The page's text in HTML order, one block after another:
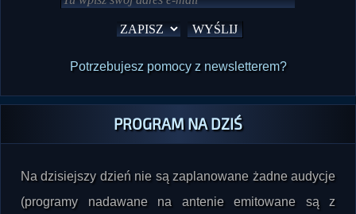
Potrzebujesz pomocy z newsletterem?
PROGRAM NA DZIŚ
Na dzisiejszy dzień nie są zaplanowane żadne audycje
(programy nadawane na antenie emitowane są z
autopilota).
Sprawdź program na inne dni. O wszystkich